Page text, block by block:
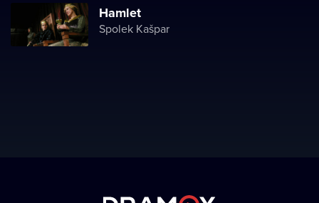
Hamlet
Spolek Kašpar